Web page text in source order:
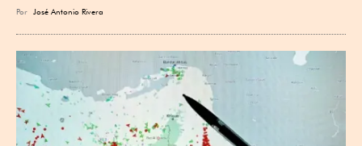
Por José Antonio Rivera